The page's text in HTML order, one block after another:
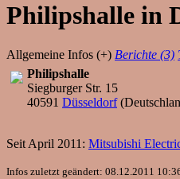
Philipshalle in
Allgemeine Infos (+) Berichte (3)
Philipshalle
Siegburger Str. 15
40591 Düsseldorf(
Seit April 2011: Mitsubishi
Infos zuletzt geändert: 08.12.2011